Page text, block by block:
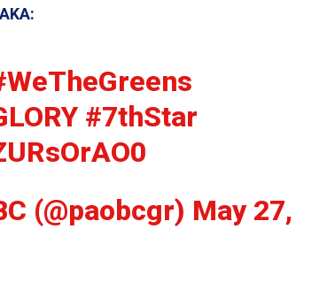
#7thStar
(@paobcgr) May 27,